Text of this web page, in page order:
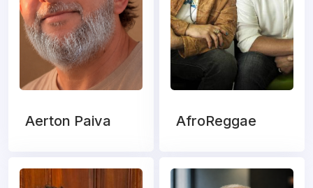
Aerton Paiva AfroReggae